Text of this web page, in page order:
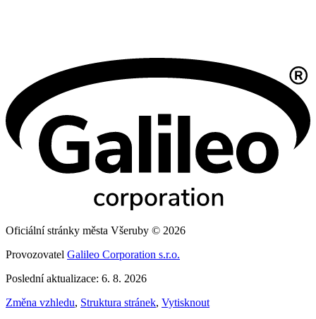
Oficiální stránky města Všeruby © 2026
Provozovatel Galileo Corporation s.r.o.
Poslední aktualizace: 6. 8. 2026
Změna vzhledu, Struktura stránek, Vytisknout